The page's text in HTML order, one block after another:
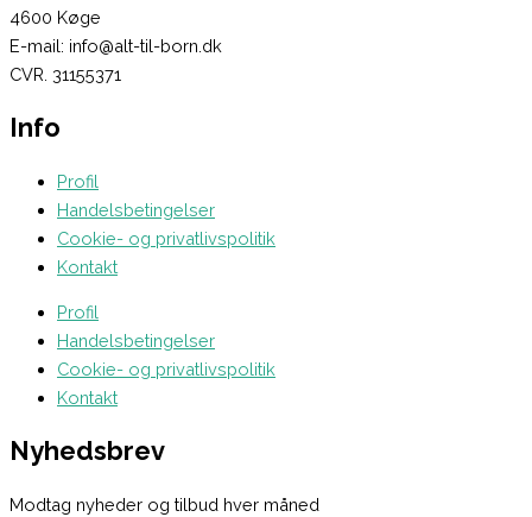
4600 Køge
E-mail: info@alt-til-born.dk
CVR. 31155371
Info
Profil
Handelsbetingelser
Cookie- og privatlivspolitik
Kontakt
Profil
Handelsbetingelser
Cookie- og privatlivspolitik
Kontakt
Nyhedsbrev
Modtag nyheder og tilbud hver måned